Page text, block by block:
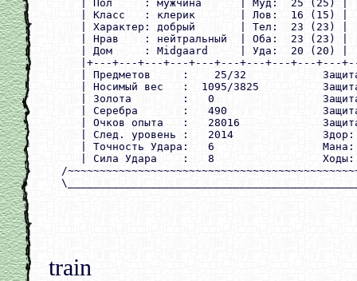
| Пол     : мужчина      | Муд:  25 (25) |
| Класс   : клерик       | Лов:  16 (15) |
| Характер: добрый       | Тел:  23 (23) |
| Нрав    : нейтральный  | Оба:  23 (23) |
| Дом     : Midgaard     | Уда:  20 (20) |
|+---+---+---+---+---+---+---+---+---+---
| Предметов     :    25/32
| Носимый вес   :  1095/3825
| Золота        :   0
| Серебра       :   490
| Очков опыта   :   28016
| След. уровень :   2014
| Точность Удара:   6
| Сила Удара    :   8
/
train